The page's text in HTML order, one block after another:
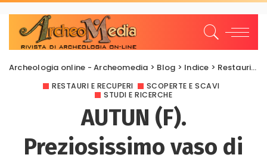
Archeologia online - Archeomedia > Blog > Indice > Restauri e Recuperi
RESTAURI E RECUPERI
SCOPERTE E SCAVI
STUDI E RICERCHE
AUTUN (F).
Preziosissimo vaso di